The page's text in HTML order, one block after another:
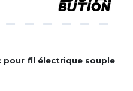
pour fil électrique souple